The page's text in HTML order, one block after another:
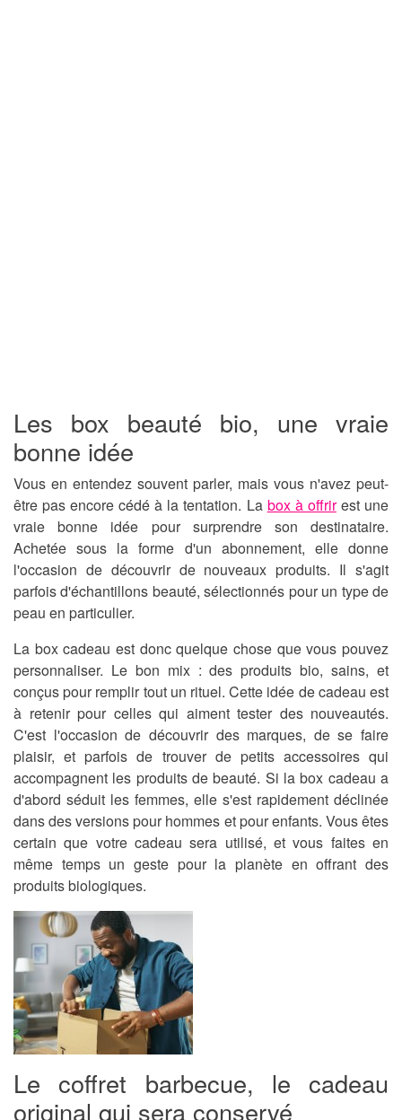
Les box beauté bio, une vraie
bonne idée
Vous en entendez souvent parler, mais vous n'avez peut-
être pas encore cédé à la tentation. La box à offrirest une
vraie bonne idée pour surprendre son destinataire.
Achetée sous la forme d'un abonnement, elle donne
l'occasion de découvrir de nouveaux produits. Il s'agit
parfois d'échantillons beauté, sélectionnés pour un type de
peau en particulier.
La box cadeau est donc quelque chose que vous pouvez
personnaliser. Le bon mix :des produits bio, sains, et
conçus pour remplir tout un rituel. Cette idée de cadeau est
à retenir pour celles qui aiment tester des nouveautés.
C'est l'occasion de découvrir des marques, de se faire
plaisir, et parfois de trouver de petits accessoires qui
accompagnent les produits de beauté. Si la box cadeau a
d'abord séduit les femmes, elle s'est rapidement déclinée
dans des versions pour hommes et pour enfants. Vous êtes
certain que votre cadeau sera utilisé, et vous faites en
même temps un geste pour la planète en offrant des
produits biologiques.
Le coffret barbecue, le cadeau
original qui sera conservé